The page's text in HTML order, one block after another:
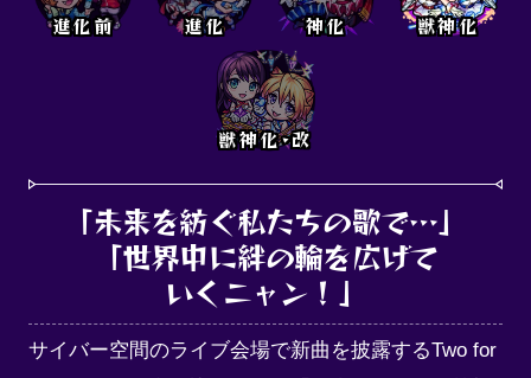
進化前 進化 神化 獣神化
獣神化･改
「未来を紡ぐ私たちの歌で…」
「世界中に絆の輪を広げて
いくニャン！」
サイバー空間のライブ会場で新曲を披露するTwo for